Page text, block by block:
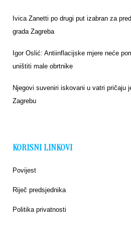
Ivica Zanetti po drugi put izabran za
grada Zagreba
Igor Oslić: Antiinflacijske mjere neće
uništiti male obrtnike
Njegovi suveniri iskovani u vatri pričaju
Zagrebu
KORISNI LINKOVI
Povijest
Riječ predsjednika
Politika privatnosti